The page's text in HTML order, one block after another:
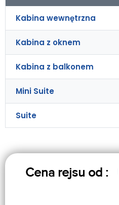
Kabina wewnętrzna
Kabina z oknem
Kabina z balkonem
Mini Suite
Suite
Cena rejsu od :